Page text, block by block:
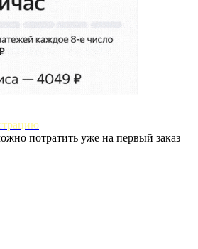
потратить уже на первый заказ